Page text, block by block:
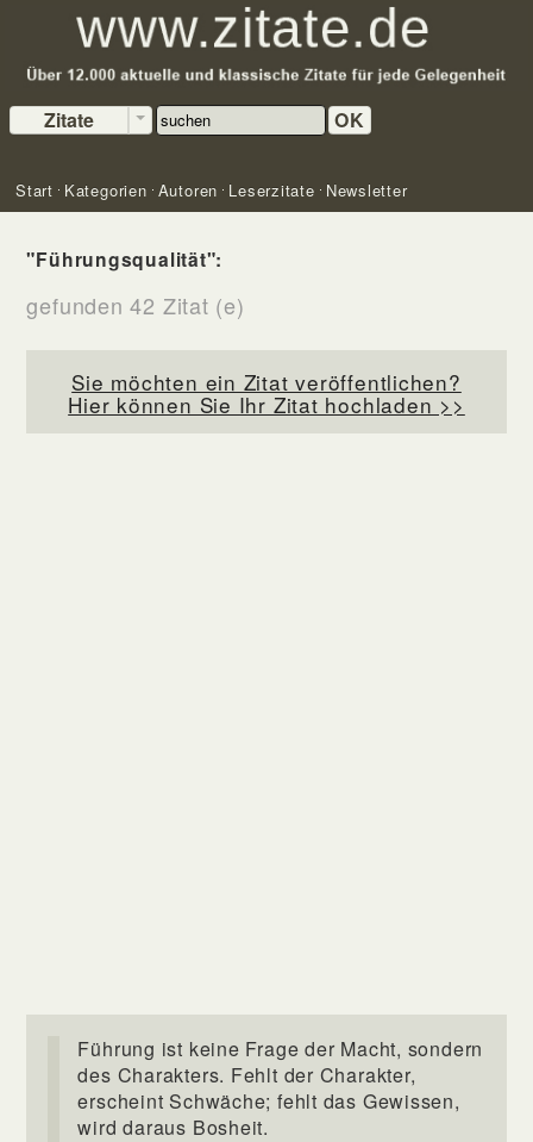
Zitate OK
Start Kategorien Autoren Leserzitate Newsletter
"Führungsqualität":
gefunden 42 Zitat (e)
Sie möchten ein Zitat veröffentlichen?
Hier können Sie Ihr Zitat hochladen >>
Führung ist keine Frage der Macht, sondern
des Charakters. Fehlt der Charakter,
erscheint Schwäche; fehlt das Gewissen,
wird daraus Bosheit.